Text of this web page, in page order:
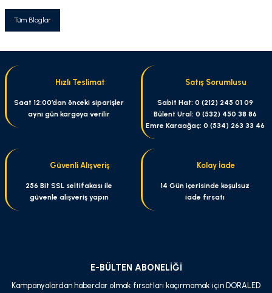
Tüm Bloglar
Hızlı Teslimat
Saat 12:00’dan önceki siparişler
aynı gün kargoya verilir
Satış Sorumlusu
Sabit Hat: 0 (212) 245 01 09
Bülent Ural: 0 (532) 450 38 86
Emre Karaağaç: 0 (534) 263 33 46
Güvenli Alışveriş
256 Bit SSL seltifakası ile
güvenle alışveriş yapın
Kolay İade
14 Gün içerisinde koşulsuz
iade fırsatı
E-BÜLTEN ABONELİĞİ
Kampanyalardan haberdar olmak fırsatları kaçırmamak için DORALED